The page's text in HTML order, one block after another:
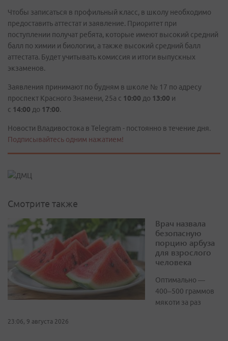
Чтобы записаться в профильный класс, в школу необходимо
предоставить аттестат и заявление. Приоритет при
поступлении получат ребята, которые имеют высокий средний
балл по химии и биологии, а также высокий средний балл
аттестата. Будет учитывать комиссия и итоги выпускных
экзаменов.
Заявления принимают по будням в школе № 17 по адресу
проспект Красного Знамени, 25а с 10:00 до 13:00 и
с 14:00 до 17:00.
Новости Владивостока в Telegram - постоянно в течение дня.
Подписывайтесь одним нажатием!
Смотрите также
Врач назвала
безопасную
порцию арбуза
для взрослого
человека
Оптимально —
400–500 граммов
мякоти за раз
23:06, 9 августа 2026